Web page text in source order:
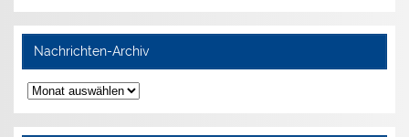
Nachrichten-Archiv
Nachrichten-
Archiv